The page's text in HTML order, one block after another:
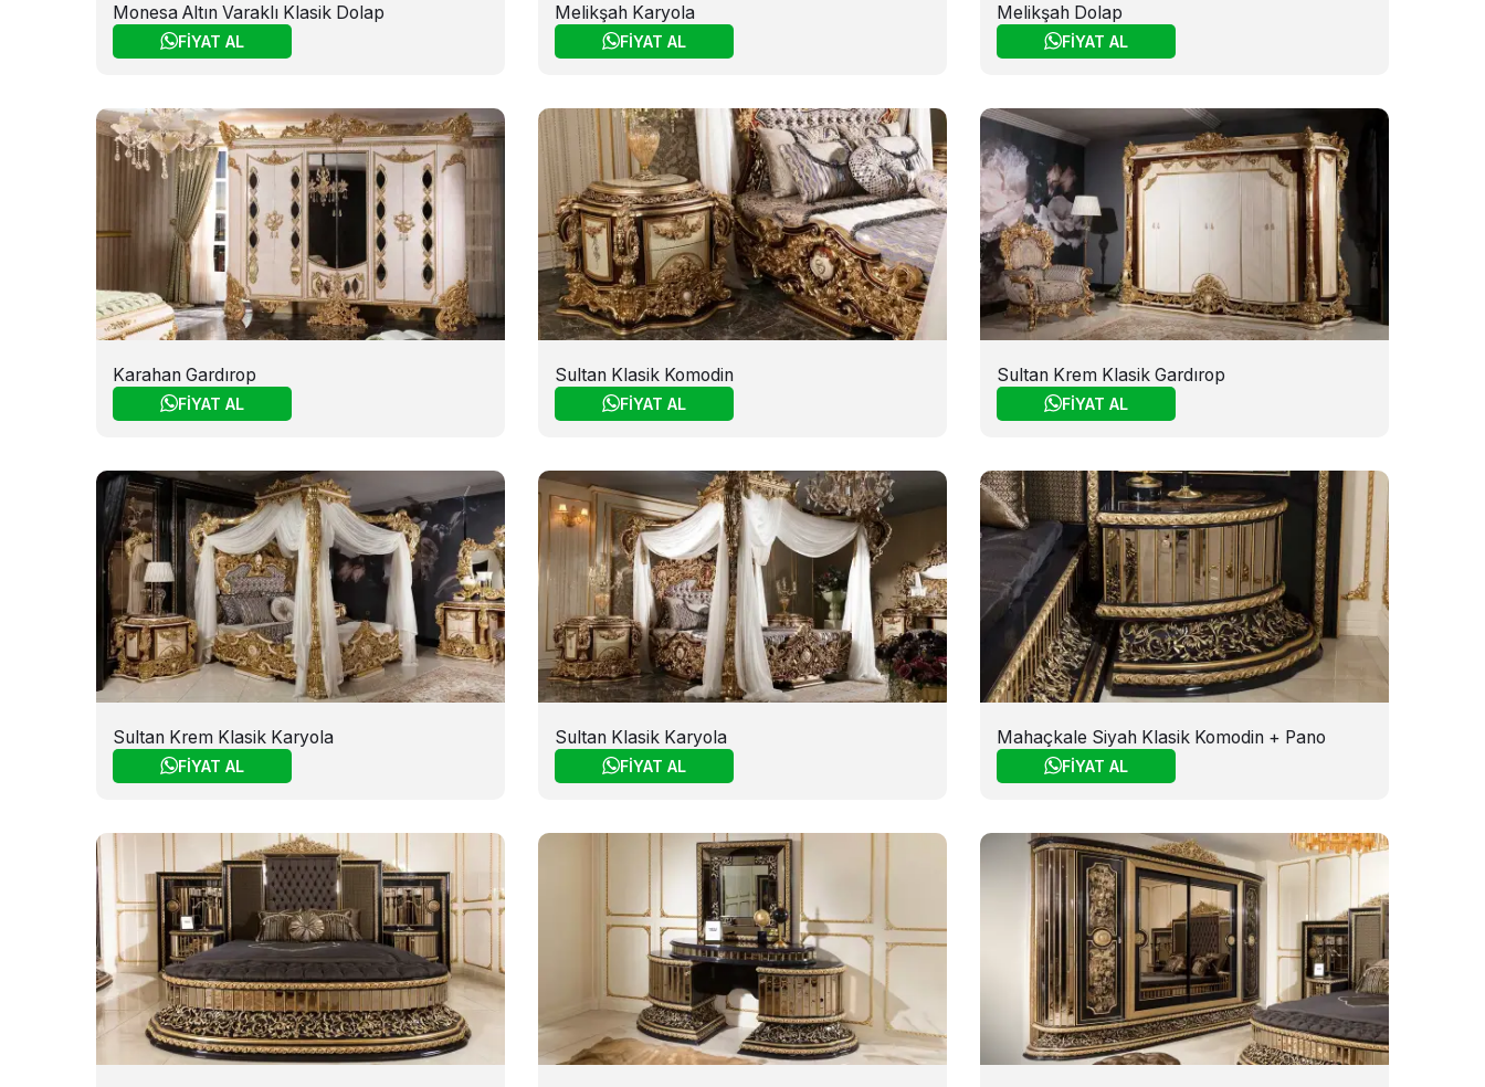
Monesa Altın Varaklı Klasik Dolap
FİYAT AL
Melikşah Karyola
FİYAT AL
Melikşah Dolap
FİYAT AL
Karahan Gardırop
FİYAT AL
Sultan Klasik Komodin
FİYAT AL
Sultan Krem Klasik Gardırop
FİYAT AL
Sultan Krem Klasik Karyola
FİYAT AL
Sultan Klasik Karyola
FİYAT AL
Mahaçkale Siyah Klasik Komodin + Pano
FİYAT AL